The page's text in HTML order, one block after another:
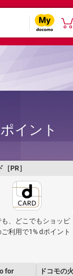
イント
PR］
も、どこでもショッピ
ご利用で1% dポイント
for
ドコモの